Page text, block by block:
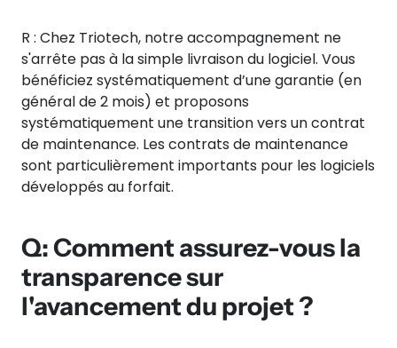
R : Chez Triotech, notre accompagnement ne
s'arrête pas à la simple livraison du logiciel. Vous
bénéficiez systématiquement d’une garantie (en
général de 2 mois) et proposons
systématiquement une transition vers un contrat
de maintenance. Les contrats de maintenance
sont particulièrement importants pour les logiciels
développés au forfait.
Q: Comment assurez-vous la
transparence sur
l'avancement du projet ?